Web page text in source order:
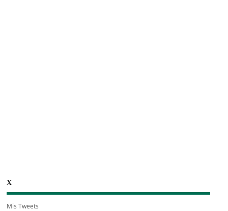
X
Mis Tweets